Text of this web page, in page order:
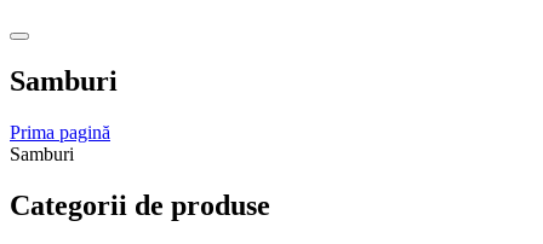
Samburi
Prima pagină
Samburi
Categorii de produse